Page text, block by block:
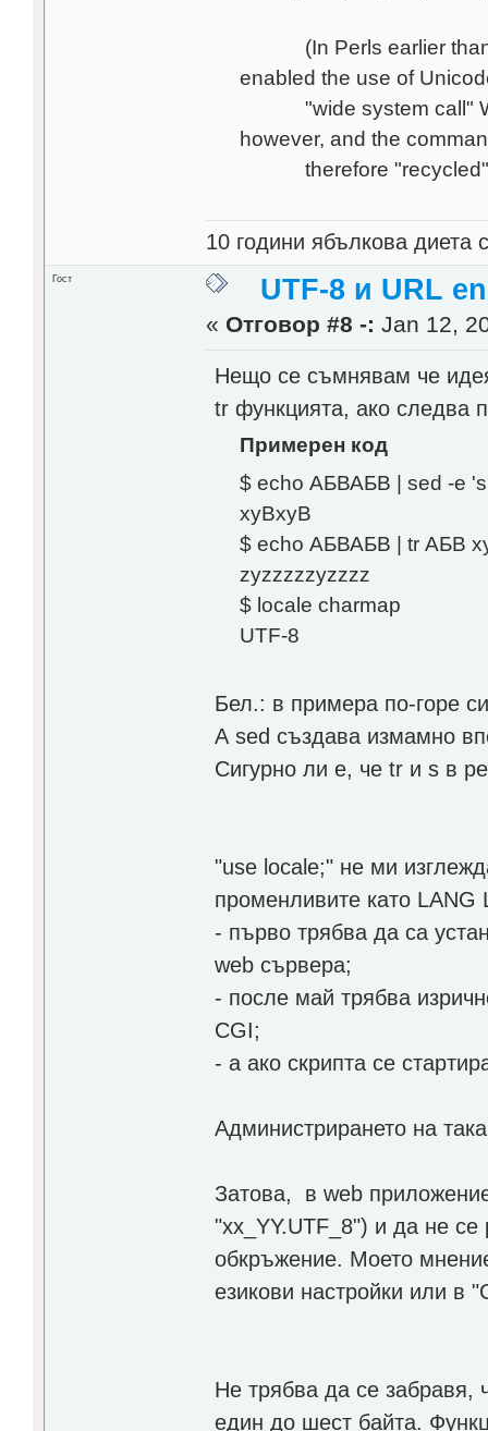
(In Perls earlier than
enabled the use of
"wide system call"
however, and the
therefore
10 години ябълкова диета
Гост UTF-8 и URL
« Отговор #8 -: Jan 12,
Нещо се съмнявам че
tr функцията, ако следва
Примерен код
$ echo АБВАБВ | sed -e
xyВxyВ
$ echo АБВАБВ | tr АБВ
zyzzzzzyzzzz
$ locale charmap
UTF-8
Бел.: в примера по-горе
А sed създава измамно
Сигурно ли е, че tr и s в
"use locale;" не ми
променливите като LANG
- първо трябва да са
web сървера;
- после май трябва
CGI;
- а ако скрипта се
Администрирането на
Затова, в web
"xx_YY.UTF_8") и да не се
обкръжение. Моето
езикови настройки или в
Не трябва да се забравя,
един до шест байта.